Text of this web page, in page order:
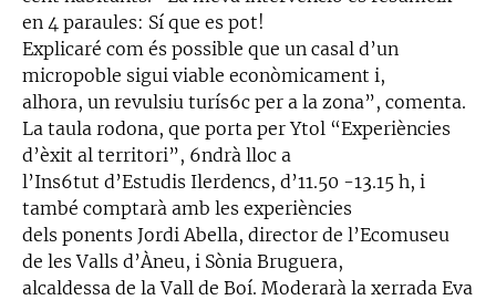
en 4 paraules: Sí que es pot!
Explicaré com és possible que un casal d’un
micropoble sigui viable econòmicament i,
alhora, un revulsiu turís6c per a la zona”, comenta.
La taula rodona, que porta per Ytol “Experiències
d’èxit al territori”, 6ndrà lloc a
l’Ins6tut d’Estudis Ilerdencs, d’11.50 -13.15 h, i
també comptarà amb les experiències
dels ponents Jordi Abella, director de l’Ecomuseu
de les Valls d’Àneu, i Sònia Bruguera,
alcaldessa de la Vall de Boí. Moderarà la xerrada Eva